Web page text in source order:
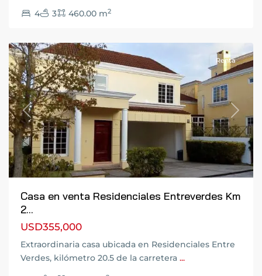
4 3 460.00 m2
Salvador,
Previous Next
Renta
Casa en venta Residenciales Entreverdes Km
2...
USD355,000
Extraordinaria casa ubicada en Residenciales Entre
Verdes, kilómetro 20.5 de la carretera ...